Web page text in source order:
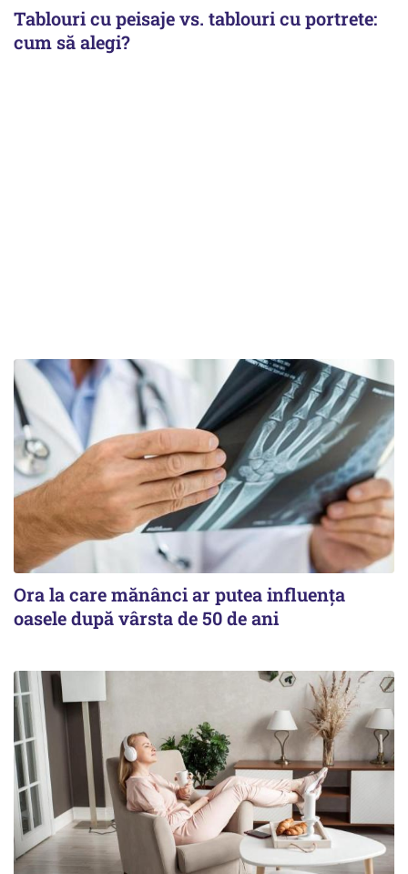
Tablouri cu peisaje vs. tablouri cu portrete:
cum să alegi?
Ora la care mănânci ar putea influența
oasele după vârsta de 50 de ani